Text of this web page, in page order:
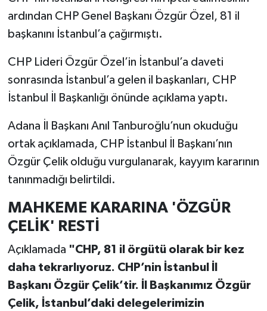
ardından CHP Genel Başkanı Özgür Özel, 81 il
başkanını İstanbul’a çağırmıştı.
CHP Lideri Özgür Özel’in İstanbul’a daveti
sonrasında İstanbul’a gelen il başkanları, CHP
İstanbul İl Başkanlığı önünde açıklama yaptı.
Adana İl Başkanı Anıl Tanburoğlu’nun okuduğu
ortak açıklamada, CHP İstanbul İl Başkanı’nın
Özgür Çelik olduğu vurgulanarak, kayyım kararının
tanınmadığı belirtildi.
MAHKEME KARARINA 'ÖZGÜR
ÇELİK' RESTİ
Açıklamada "CHP, 81 il örgütü olarak bir kez
daha tekrarlıyoruz. CHP’nin İstanbul İl
Başkanı Özgür Çelik’tir. İl Başkanımız Özgür
Çelik, İstanbul’daki delegelerimizin